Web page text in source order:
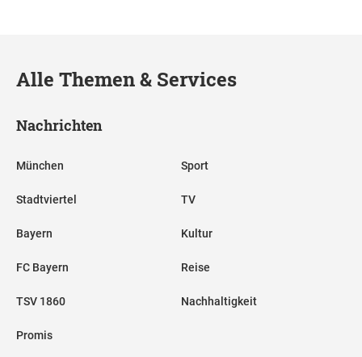
Alle Themen & Services
Nachrichten
München
Stadtviertel
Bayern
FC Bayern
TSV 1860
Promis
Sport
TV
Kultur
Reise
Nachhaltigkeit